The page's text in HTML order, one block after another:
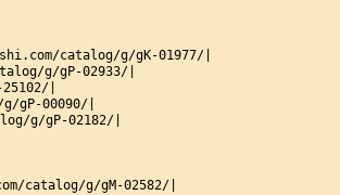
catalog/g/gK-01977/|
g/gP-02933/|
|
gP-00090/|
g/gP-02182/|
catalog/g/gM-02582/|